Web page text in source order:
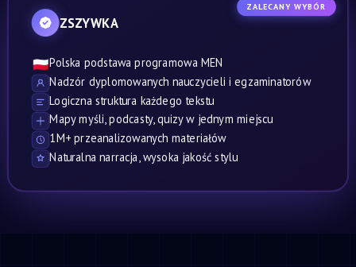
ZALECANY WYBÓR
ZSZYWKA
🇵🇱Polska podstawa programowa MEN
Nadzór dyplomowanych nauczycieli i egzaminatorów
Logiczna struktura każdego tekstu
Mapy myśli, podcasty, quizy w jednym miejscu
1M+ przeanalizowanych materiałów
Naturalna narracja, wysoka jakość stylu